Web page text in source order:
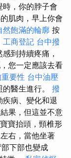
，你的脖子會
肌肉，早上你會
然飽滿的輪廓 按
工商登記 台中撥
到持續疼痛，
您一定應該去看
要性 台中油壓
醫生進行。 撥
病、變化和退
果，但這並不意
寶抬頭，頸椎形
右，當他坐著
下部也變成